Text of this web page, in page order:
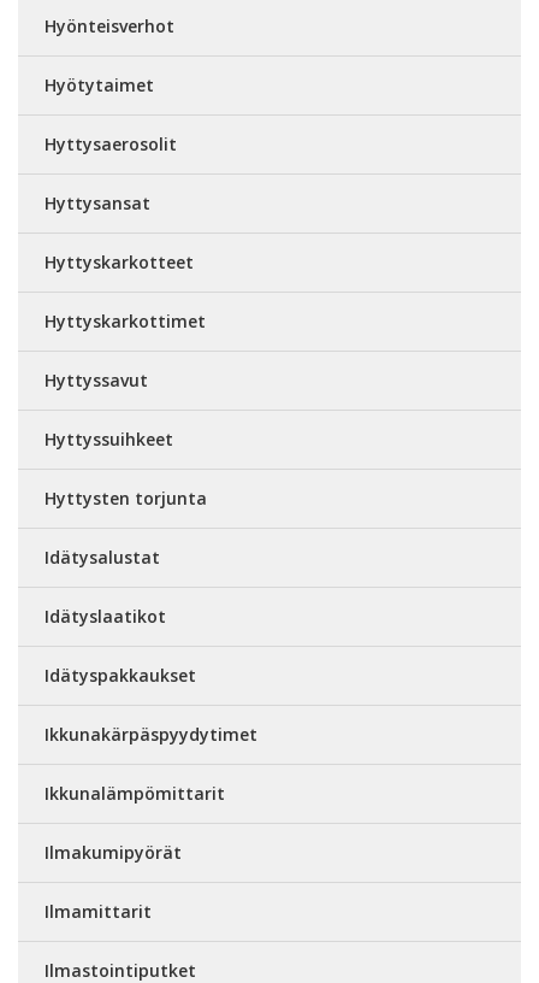
Hyönteisverhot
Hyötytaimet
Hyttysaerosolit
Hyttysansat
Hyttyskarkotteet
Hyttyskarkottimet
Hyttyssavut
Hyttyssuihkeet
Hyttysten torjunta
Idätysalustat
Idätyslaatikot
Idätyspakkaukset
Ikkunakärpäspyydytimet
Ikkunalämpömittarit
Ilmakumipyörät
Ilmamittarit
Ilmastointiputket